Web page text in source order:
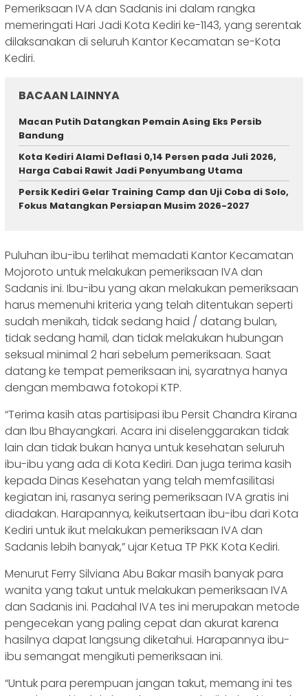
Pemeriksaan IVA dan Sadanis ini dalam rangka
memeringati Hari Jadi Kota Kediri ke-1143, yang serentak
dilaksanakan di seluruh Kantor Kecamatan se-Kota
Kediri.
BACAAN LAINNYA
Macan Putih Datangkan Pemain Asing Eks Persib
Bandung
Kota Kediri Alami Deflasi 0,14 Persen pada Juli 2026,
Harga Cabai Rawit Jadi Penyumbang Utama
Persik Kediri Gelar Training Camp dan Uji Coba di Solo,
Fokus Matangkan Persiapan Musim 2026-2027
Puluhan ibu-ibu terlihat memadati Kantor Kecamatan
Mojoroto untuk melakukan pemeriksaan IVA dan
Sadanis ini. Ibu-ibu yang akan melakukan pemeriksaan
harus memenuhi kriteria yang telah ditentukan seperti
sudah menikah, tidak sedang haid / datang bulan,
tidak sedang hamil, dan tidak melakukan hubungan
seksual minimal 2 hari sebelum pemeriksaan. Saat
datang ke tempat pemeriksaan ini, syaratnya hanya
dengan membawa fotokopi KTP.
“Terima kasih atas partisipasi ibu Persit Chandra Kirana
dan Ibu Bhayangkari. Acara ini diselenggarakan tidak
lain dan tidak bukan hanya untuk kesehatan seluruh
ibu-ibu yang ada di Kota Kediri. Dan juga terima kasih
kepada Dinas Kesehatan yang telah memfasilitasi
kegiatan ini, rasanya sering pemeriksaan IVA gratis ini
diadakan. Harapannya, keikutsertaan ibu-ibu dari Kota
Kediri untuk ikut melakukan pemeriksaan IVA dan
Sadanis lebih banyak,” ujar Ketua TP PKK Kota Kediri.
Menurut Ferry Silviana Abu Bakar masih banyak para
wanita yang takut untuk melakukan pemeriksaan IVA
dan Sadanis ini. Padahal IVA tes ini merupakan metode
pengecekan yang paling cepat dan akurat karena
hasilnya dapat langsung diketahui. Harapannya ibu-
ibu semangat mengikuti pemeriksaan ini.
“Untuk para perempuan jangan takut, memang ini tes